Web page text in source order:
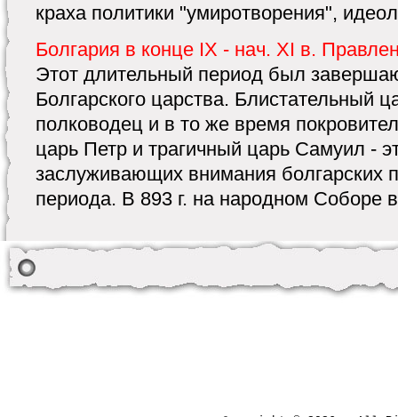
краха политики "умиротворения",
Болгария в конце IX - нач. XI в.
Этот длительный период был
Болгарского царства. Блистательный
полководец и в то же время
царь Петр и трагичный царь Самуил -
заслуживающих внимания болгарских
периода. В 893 г. на народном Соборе